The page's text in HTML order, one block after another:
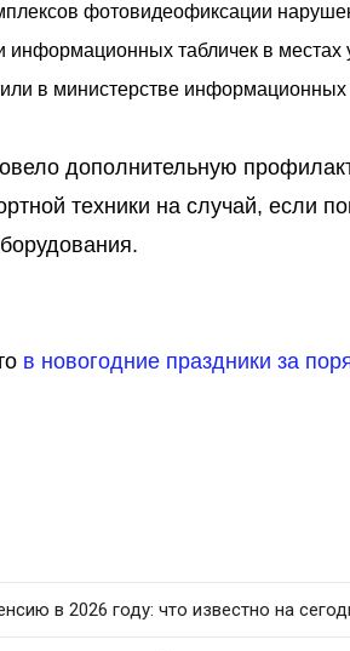
фотовидеофиксации
информационных табличек в местах
в министерстве информационных
дополнительную
техники на случай, если
в новогодние праздники за
в 2026 году: что известно на